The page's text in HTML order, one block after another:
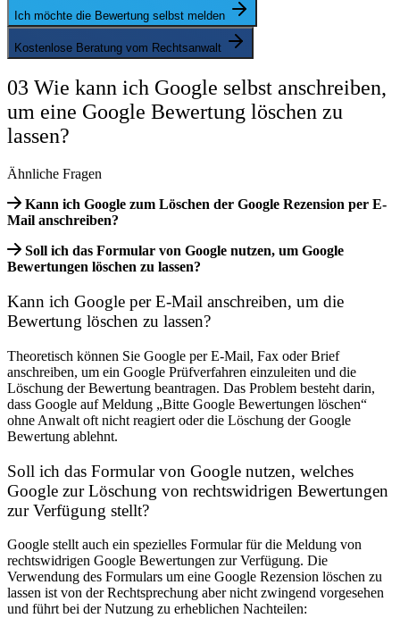
Ich möchte die Bewertung selbst melden
Kostenlose Beratung vom Rechtsanwalt
03 Wie kann ich Google selbst anschreiben,
um eine Google Bewertung löschen zu
lassen?
Ähnliche Fragen
Kann ich Google zum Löschen der Google Rezension per E-
Mail anschreiben?
Soll ich das Formular von Google nutzen, um Google
Bewertungen löschen zu lassen?
Kann ich Google per E-Mail anschreiben, um die
Bewertung löschen zu lassen?
Theoretisch können Sie Google per E-Mail, Fax oder Brief
anschreiben, um ein Google Prüfverfahren einzuleiten und die
Löschung der Bewertung beantragen. Das Problem besteht darin,
dass Google auf Meldung „Bitte Google Bewertungen löschen“
ohne Anwalt oft nicht reagiert oder die Löschung der Google
Bewertung ablehnt.
Soll ich das Formular von Google nutzen, welches
Google zur Löschung von rechtswidrigen Bewertungen
zur Verfügung stellt?
Google stellt auch ein spezielles Formular für die Meldung von
rechtswidrigen Google Bewertungen zur Verfügung. Die
Verwendung des Formulars um eine Google Rezension löschen zu
lassen ist von der Rechtsprechung aber nicht zwingend vorgesehen
und führt bei der Nutzung zu erheblichen Nachteilen: